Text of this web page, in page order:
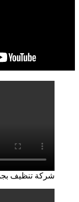
شركة تنظيف